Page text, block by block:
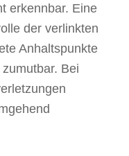
erkennbar. Eine
der verlinkten
Anhaltspunkte
Bei